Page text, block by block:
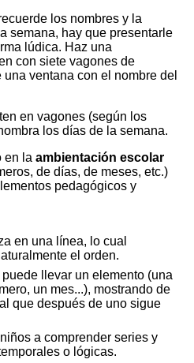
los nombres y la
semana, hay que presentarle
lúdica. Haz una
con siete vagones de
ventana con el nombre del
en vagones (según los
los días de la semana.
en la ambientación escolar
de días, de meses, etc.)
pedagógicos y
en una línea, lo cual
el orden.
llevar un elemento (una
un mes...), mostrando de
que después de uno sigue
a comprender series y
o lógicas.